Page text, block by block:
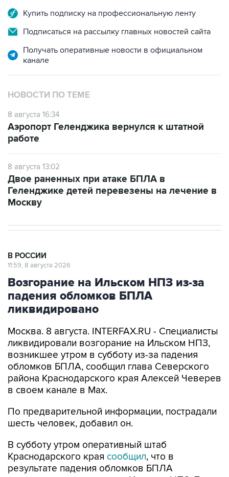
Подписаться на рассылку главных новостей сайта
Получать оперативные новости в официальном
НОВОСТИ ПО ТЕМЕ
8 августа 16:34
работе
8 августа 13:02
Геленджике детей перевезены на лечение в
Москву
Возгорание на Ильском НПЗ из-за
падения обломков БПЛА
ликвидировано
Москва. 8 августа. INTERFAX.RU - Специалисты
возникшее утром в субботу из-за падения
обломков БПЛА, сообщил глава Северского
района Краснодарского края Алексей Чеверев
в своем канале в Max.
По предварительной информации, пострадали
В субботу утром оперативный штаб
результате падения обломков БПЛА
произошло возгорание на Ильском НПЗ. Тогда
сообщалось о пяти пострадавших.